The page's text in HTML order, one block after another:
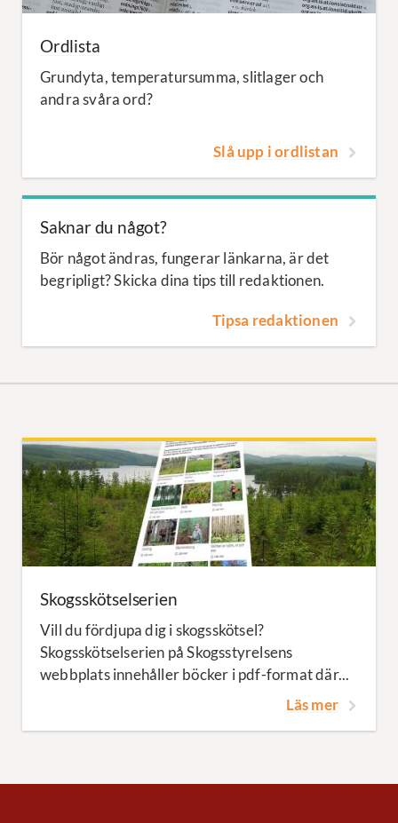
Ordlista
Grundyta, temperatursumma, slitlager och
andra svåra ord?
Slå upp i ordlistan
Saknar du något?
Bör något ändras, fungerar länkarna, är det
begripligt? Skicka dina tips till redaktionen.
Tipsa redaktionen
Skogsskötselserien
Vill du fördjupa dig i skogsskötsel?
Skogsskötselserien på Skogsstyrelsens
webbplats innehåller böcker i pdf-format där...
Läs mer